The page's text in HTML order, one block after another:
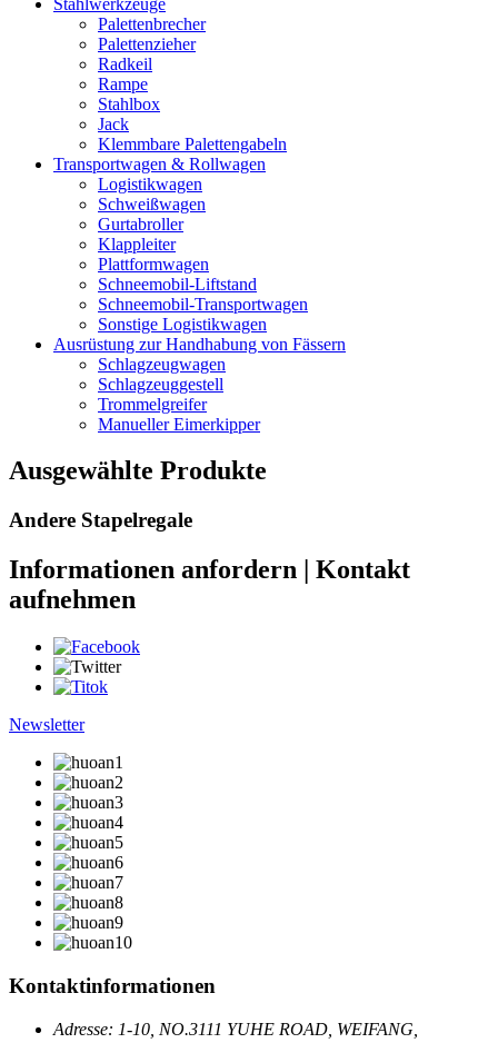
Palettenbrecher
Palettenzieher
Radkeil
Rampe
Stahlbox
Jack
Klemmbare Palettengabeln
Transportwagen & Rollwagen
Logistikwagen
Schweißwagen
Gurtabroller
Klappleiter
Plattformwagen
Schneemobil-Liftstand
Schneemobil-Transportwagen
Sonstige Logistikwagen
Ausrüstung zur Handhabung von Fässern
Schlagzeugwagen
Schlagzeuggestell
Trommelgreifer
Manueller Eimerkipper
Ausgewählte Produkte
Andere Stapelregale
Informationen anfordern | Kontakt
aufnehmen
Newsletter
Kontaktinformationen
Adresse: 1-10, NO.3111 YUHE ROAD, WEIFANG,